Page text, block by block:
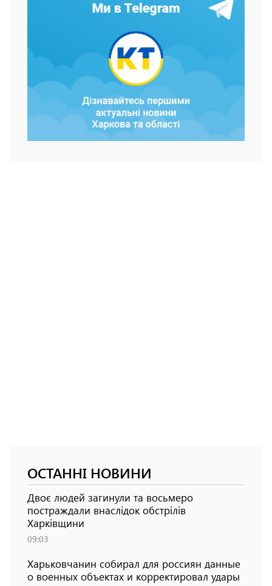
ОСТАННІ НОВИНИ
Двоє людей загинули та восьмеро
постраждали внаслідок обстрілів
Харківщини
09:03
Харьковчанин собирал для россиян данные
о военных объектах и ​​корректировал удары